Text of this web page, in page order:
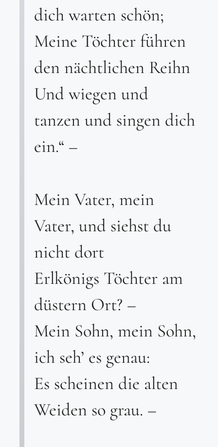
dich warten schön;
Meine Töchter führen
den nächtlichen Reihn
Und wiegen und
tanzen und singen dich
ein.“ –
Mein Vater, mein
Vater, und siehst du
nicht dort
Erlkönigs Töchter am
düstern Ort? –
Mein Sohn, mein Sohn,
ich seh’ es genau:
Es scheinen die alten
Weiden so grau. –